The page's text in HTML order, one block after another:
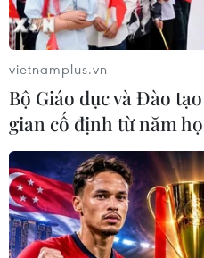
vietnamplus.vn
Bộ Giáo dục và Đào
gian cố định từ năm